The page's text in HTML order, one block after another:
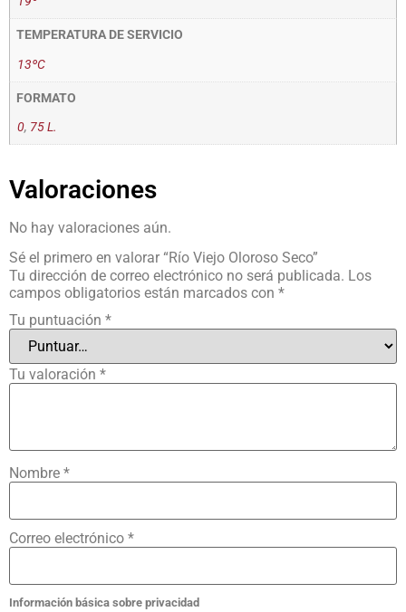
TEMPERATURA DE SERVICIO
13ºC
FORMATO
0, 75 L.
Valoraciones
No hay valoraciones aún.
Sé el primero en valorar “Río Viejo Oloroso Seco”
Tu dirección de correo electrónico no será publicada. Los
campos obligatorios están marcados con *
Tu puntuación *
Tu valoración *
Nombre *
Correo electrónico *
Información básica sobre privacidad